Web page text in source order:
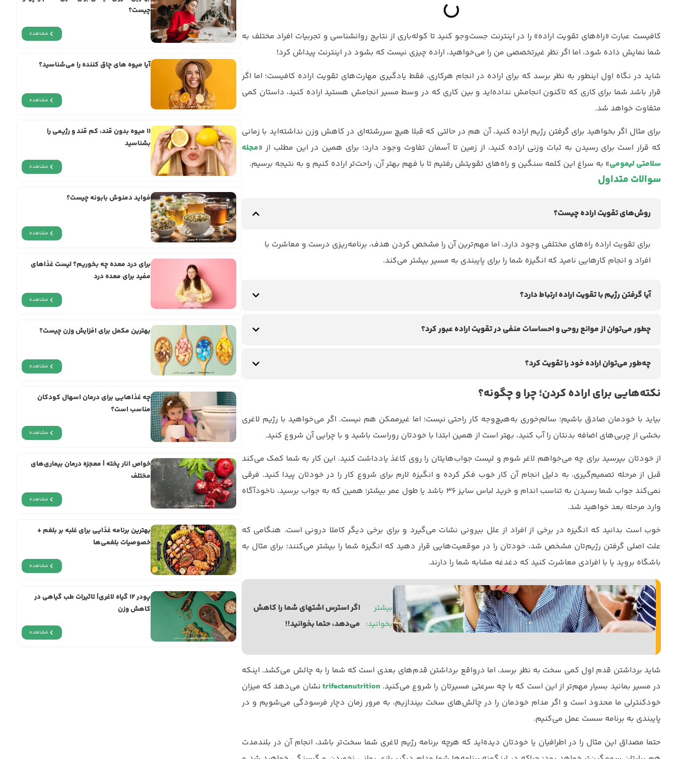
کافیست عبارت «راه‌های تقویت اراده» را در اینترنت جست‌وجو کنید تا کوله‌باری از نتایج روانشناسی و تجربیات افراد مختلف به
شما نمایش داده شود، اما اگر نظر غیرتخصصی من را می‌خواهید، اراده چیزی نیست که بشود در اینترنت پیداش کرد!
شاید در نگاه اول اینطور به نظر برسد که برای اراده در انجام هرکاری، فقط یادگیری مهارت‌های تقویت اراده کافیست؛ اما اگر
قرار باشد شما برای کاری که تاکنون انجامش نداده‌اید و بین کاری که در وسط مسیر انجامش هستید اراده کنید، داستان کمی
متفاوت خواهد شد.
برای مثال اگر بخواهید برای گرفتن رژیم اراده کنید، آن هم در حالتی که قبلا هیچ سررشته‌ای در کاهش وزن نداشته‌اید با زمانی
که قرار است برای رسیدن به ثبات وزنی اراده کنید، از زمین تا آسمان تفاوت وجود دارد؛ برای همین در این مطلب از «مجله
سلامتی لیمومی» به سراغ این کلمه سنگین و راه‌های تقویتش رفتیم تا با فهم بهتر آن، راحت‌تر اراده کنیم و به نتیجه برسیم.
سوالات متداول
روش‌های تقویت اراده چیست؟
برای تقویت اراده راه‌های مختلفی وجود دارد، اما مهم‌ترین آن را مشخص کردن هدف، برنامه‌ریزی درست و معاشرت با
افراد و انجام کارهایی نامید که انگیزه شما را برای پایبندی به مسیر بیشتر می‌کند.
آیا گرفتن رژیم با تقویت اراده ارتباط دارد؟
چطور می‌توان از موانع روحی و احساسات منفی در تقویت اراده عبور کرد؟
چه‌طور می‌توان اراده خود را تقویت کرد؟
نکته‌هایی برای اراده کردن؛ چرا و چگونه؟
بیاید با خودمان صادق باشیم؛ سالم‌خوری به‌هیچ‌وجه کار راحتی نیست؛ اما غیرممکن هم نیست. اگر می‌خواهید با رژیم لاغری
بخشی از چربی‌های اضافه بدنتان را آب کنید، بهتر است از همین ابتدا با خودتان روراست باشید و با چرایی آن شروع کنید.
از خودتان بپرسید برای چه می‌خواهم لاغر شوم و لیست جواب‌هایتان را روی کاغذ یادداشت کنید. این کار به شما کمک می‌کند
قبل از مرحله تصمیم‌گیری، به دلیل انجام آن کار خوب فکر کرده و انگیزه لارم برای شروع کار را در خودتان پیدا کنید. فرقی
نمی‌کند جواب شما رسیدن به تناسب اندام و خرید لباس سایز ۳۶ باشد یا طول عمر بیشتر؛ همین که به جواب برسید، ناخودآگاه
وارد مرحله بعد خواهید شد.
خوب است بدانید که انگیزه در برخی از افراد از علل بیرونی نشات می‌گیرد و برای برخی دیگر کاملا درونی است. هنگامی که
علت اصلی گرفتن رژیم‌تان مشخص شد، خودتان را در موقعیت‌هایی قرار دهید که انگیزه شما را بیشتر می‌کنند؛ برای مثال به
باشگاه بروید یا با افرادی معاشرت کنید که دغدغه مشابه شما را دارند.
بخوانید: می‌دهد، حتما بخوانید!!
شاید برداشتن قدم اول کمی سخت به نظر برسد، اما درواقع برداشتن‌ قدم‌های بعدی است که شما را به چالش می‌کشد. اینکه
در مسیر بمانید بسیار مهم‌تر از این است که با چه سرعتی مسیرتان را شروع می‌کنید. trifectanutritionنشان می‌دهد که میزان
خودکنترلی ما محدود است و اگر مدام خودمان را در چالش‌های سخت بیندازیم، به مرور زمان دچار فرسودگی می‌شویم و در
پایبندی به برنامه سست عمل می‌کنیم.
حتما مصداق این مثال را در اطرافیان یا خودتان دیده‌اید که هرچه برنامه رژیم لاغری شما سخت‌تر باشد، انجام آن در بلندمدت
چیست؟
مشاهده
آیا میوه های چاق کننده را می‌شناسید؟
مشاهده
11 میوه‌ بدون قند، کم قند و رژیمی را
بشناسید
مشاهده
فواید دمنوش بابونه چیست؟
مشاهده
برای درد معده چه بخوریم؟ لیست غذاهای
مفید برای معده درد
مشاهده
بهترین مکمل برای افزایش وزن چیست؟
مشاهده
چه غذاهایی برای درمان اسهال کودکان
مناسب است؟
مشاهده
خواص انار پخته | معجزه‌ درمان بیماری‌های
مختلف
مشاهده
بهترین برنامه غذایی برای غلبه بر بلغم +
خصوصیات بلغمی‌ها
مشاهده
پودر ۱۲ گیاه لاغری| تاثیرات طب گیاهی در
کاهش وزن
مشاهده